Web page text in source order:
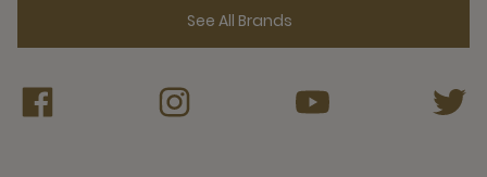
See All Brands